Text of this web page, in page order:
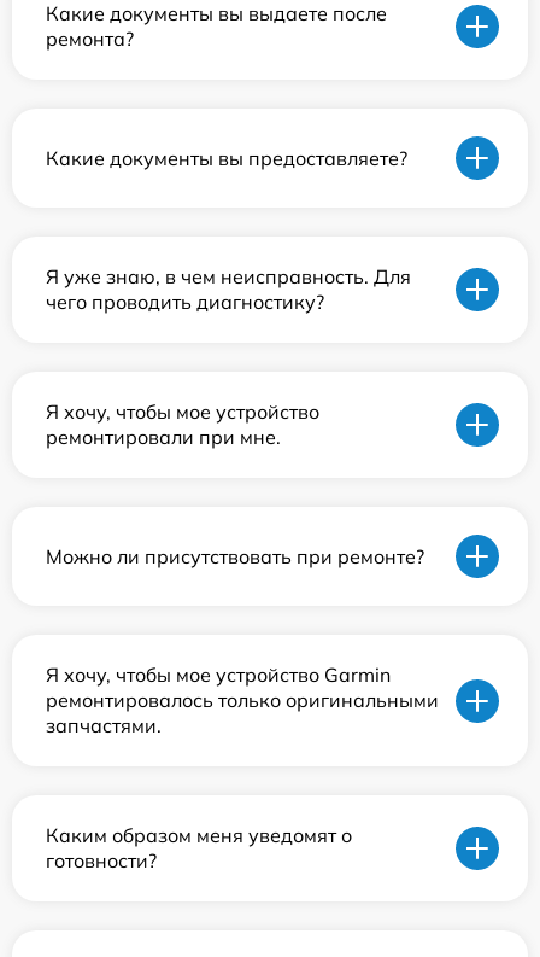
Какие документы вы выдаете после
ремонта?
Какие документы вы предоставляете?
Я уже знаю, в чем неисправность. Для
чего проводить диагностику?
Я хочу, чтобы мое устройство
ремонтировали при мне.
Можно ли присутствовать при ремонте?
Я хочу, чтобы мое устройство Garmin
ремонтировалось только оригинальными
запчастями.
Каким образом меня уведомят о
готовности?